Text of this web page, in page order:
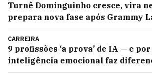
Turnê Dominguinho cresce, vira
prepara nova fase após Grammy
CARREIRA
9 profissões ‘a prova’ de IA — e por
inteligência emocional faz